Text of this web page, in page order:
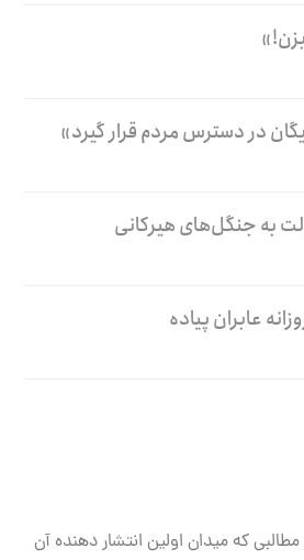
در دسترس مردم قرار گیرد»
به جنگل‌های هیرکانی
عابران پیاده
مطالبی که میدان اولین انتشار دهنده آن